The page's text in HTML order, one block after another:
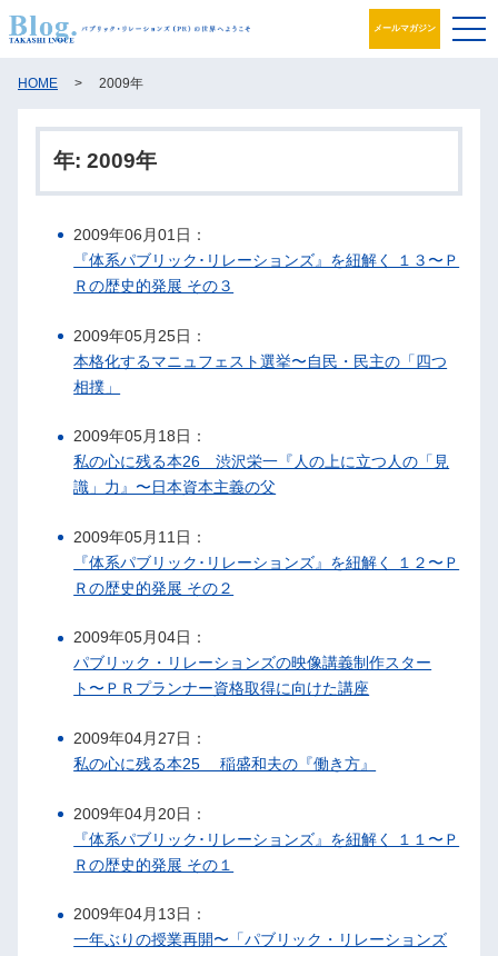
メールマガジン
ブログ
プロフィール
パブリック・リレーションズとは
アカデミック活動
井之上PRグループ
HOME > 2009年
年: 2009年
2009年06月01日：
『体系パブリック･リレーションズ』を紐解く １３〜Ｐ
Ｒの歴史的発展 その３
2009年05月25日：
本格化するマニュフェスト選挙〜自民・民主の「四つ
相撲」
2009年05月18日：
私の心に残る本26 渋沢栄一『人の上に立つ人の「見
識」力』〜日本資本主義の父
2009年05月11日：
『体系パブリック･リレーションズ』を紐解く １２〜Ｐ
Ｒの歴史的発展 その２
2009年05月04日：
パブリック・リレーションズの映像講義制作スター
ト〜ＰＲプランナー資格取得に向けた講座
2009年04月27日：
私の心に残る本25 稲盛和夫の『働き方』
2009年04月20日：
『体系パブリック･リレーションズ』を紐解く １１〜Ｐ
Ｒの歴史的発展 その１
2009年04月13日：
一年ぶりの授業再開〜「パブリック・リレーションズ